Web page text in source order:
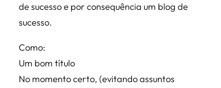
de sucesso e por consequência um blog de
sucesso.
Como:
Um bom título
No momento certo, (evitando assuntos